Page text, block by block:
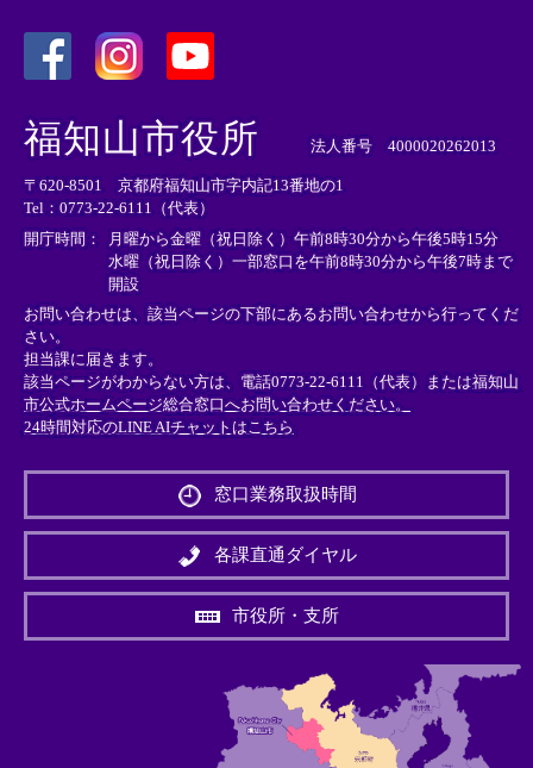
外
部
リ
ン
ク
＞
外
リ
ン
ク
＞
外
部
ン
ク
＞
福知山市役所 法人番号 4000020262013
〒620-8501 京都府福知山市字内記13番地の1
Tel：0773-22-6111（代表）
開庁時間：
月曜から金曜（祝日除く）午前8時30分から午後5時15分
水曜（祝日除く）一部窓口を午前8時30分から午後7時まで
開設
お問い合わせは、該当ページの下部にあるお問い合わせから行ってくだ
さい。
担当課に届きます。
該当ページがわからない方は、電話0773-22-6111（代表）または福知山
市公式ホームページ総合窓口へお問い合わせください。
24時間対応のLINE AIチャットはこちら
外
リ
ン
＞
窓口業務取扱時間
各課直通ダイヤル
市役所・支所